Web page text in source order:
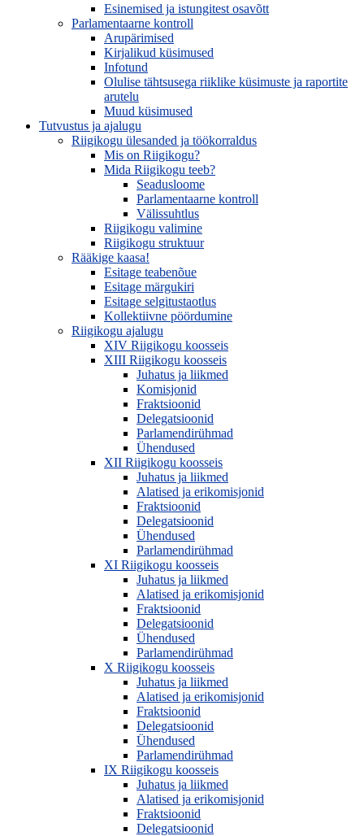
Esinemised ja istungitest osavõtt
Parlamentaarne kontroll
Arupärimised
Kirjalikud küsimused
Infotund
Olulise tähtsusega riiklike küsimuste ja raportite
arutelu
Muud küsimused
Tutvustus ja ajalugu
Riigikogu ülesanded ja töökorraldus
Mis on Riigikogu?
Mida Riigikogu teeb?
Seadusloome
Parlamentaarne kontroll
Välissuhtlus
Riigikogu valimine
Riigikogu struktuur
Rääkige kaasa!
Esitage teabenõue
Esitage märgukiri
Esitage selgitustaotlus
Kollektiivne pöördumine
Riigikogu ajalugu
XIV Riigikogu koosseis
XIII Riigikogu koosseis
Juhatus ja liikmed
Komisjonid
Fraktsioonid
Delegatsioonid
Parlamendirühmad
Ühendused
XII Riigikogu koosseis
Juhatus ja liikmed
Alatised ja erikomisjonid
Fraktsioonid
Delegatsioonid
Ühendused
Parlamendirühmad
XI Riigikogu koosseis
Juhatus ja liikmed
Alatised ja erikomisjonid
Fraktsioonid
Delegatsioonid
Ühendused
Parlamendirühmad
X Riigikogu koosseis
Juhatus ja liikmed
Alatised ja erikomisjonid
Fraktsioonid
Delegatsioonid
Ühendused
Parlamendirühmad
IX Riigikogu koosseis
Juhatus ja liikmed
Alatised ja erikomisjonid
Fraktsioonid
Delegatsioonid